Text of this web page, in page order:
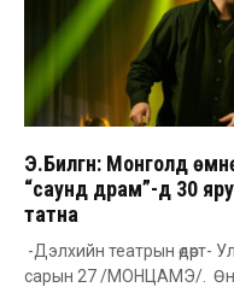
Э.Билгүүн: Монголд
“саунд драм”-д 30
татна
-Дэлхийн театрын өдөрт-
сарын 27 /МОНЦАМЭ/.